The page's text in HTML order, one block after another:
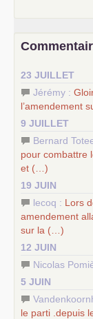
science sociale
d’Europe
–lescinq
communiste
23 JUILLET
Jérémy :
l’amendement
9 JUILLET
Bernard
pour combattre
et (…)
19 JUIN
lecoq : Lors
amendement
sur la (…)
12 JUIN
Nicolas
5 JUIN
le parti .depuis